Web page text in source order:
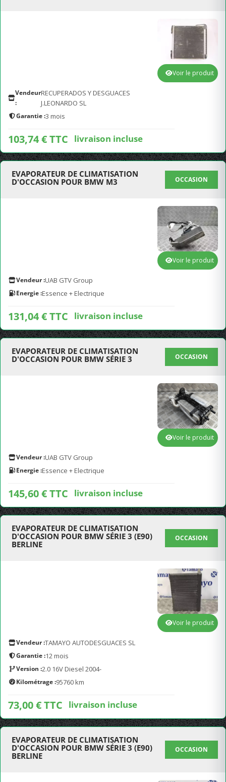
Vendeur
:
RECUPERADOS Y DESGUACES
J.LEONARDO SL
Garantie :3 mois
103,74 € TTC livraison incluse
Voir le produit
EVAPORATEUR DE CLIMATISATION
D'OCCASION POUR BMW M3
OCCASION
Vendeur :UAB GTV Group
Energie :Essence + Electrique
131,04 € TTC livraison incluse
Voir le produit
EVAPORATEUR DE CLIMATISATION
D'OCCASION POUR BMW SÉRIE 3
OCCASION
Vendeur :UAB GTV Group
Energie :Essence + Electrique
145,60 € TTC livraison incluse
Voir le produit
EVAPORATEUR DE CLIMATISATION
D'OCCASION POUR BMW SÉRIE 3 (E90)
BERLINE
OCCASION
Vendeur :TAMAYO AUTODESGUACES SL
Garantie :12 mois
Version :2.0 16V Diesel 2004-
Kilométrage :95760 km
73,00 € TTC livraison incluse
Voir le produit
EVAPORATEUR DE CLIMATISATION
D'OCCASION POUR BMW SÉRIE 3 (E90)
BERLINE
OCCASION